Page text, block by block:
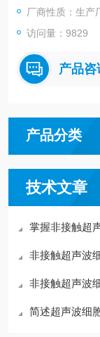
例如用于化学合成
厂商性质：生产
访问量：9829
产品咨
产品分类
技术文章
掌握非接触超声
非接触超声波
非接触超声波
简述超声波细